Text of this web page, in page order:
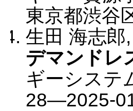
東京都渋谷
生田 海志郎
デマンドレ
ギーシステ
28—2025-